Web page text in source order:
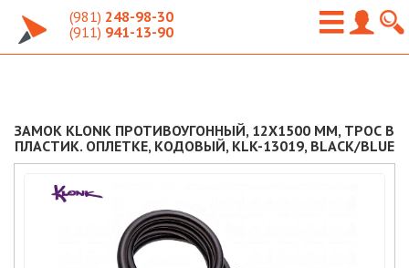
(981) 248-98-30
(911) 941-13-90
ЗАМОК KLONK ПРОТИВОУГОННЫЙ, 12X1500 ММ, ТРОС В
ПЛАСТИК. ОПЛЕТКЕ, КОДОВЫЙ, KLK-13019, BLACK/BLUE